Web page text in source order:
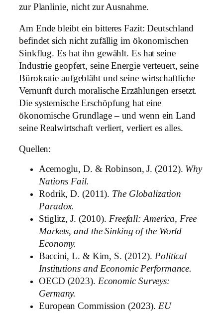
zur Planlinie, nicht zur Ausnahme.
Am Ende bleibt ein bitteres Fazit: Deutschland
befindet sich nicht zufällig im ökonomischen
Sinkflug. Es hat ihn gewählt. Es hat seine
Industrie geopfert, seine Energie verteuert, seine
Bürokratie aufgebläht und seine wirtschaftliche
Vernunft durch moralische Erzählungen ersetzt.
Die systemische Erschöpfung hat eine
ökonomische Grundlage – und wenn ein Land
seine Realwirtschaft verliert, verliert es alles.
Quellen:
Acemoglu, D. & Robinson, J. (2012). Why
Nations Fail.
Rodrik, D. (2011). The Globalization
Paradox.
Stiglitz, J. (2010). Freefall: America, Free
Markets, and the Sinking of the World
Economy.
Baccini, L. & Kim, S. (2012). Political
Institutions and Economic Performance.
OECD (2023). Economic Surveys:
Germany.
European Commission (2023).EU